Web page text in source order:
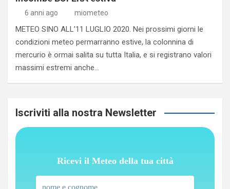
6 anni ago miometeo
METEO SINO ALL’11 LUGLIO 2020. Nei prossimi giorni le
condizioni meteo permarranno estive, la colonnina di
mercurio è ormai salita su tutta Italia, e si registrano valori
massimi estremi anche…
Iscriviti alla nostra Newsletter
Ricevi il Meteo della tua città